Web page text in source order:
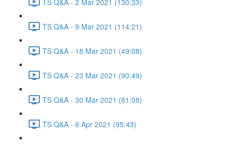
TS Q&A - 9 Mar 2021 (114:21)
TS Q&A - 18 Mar 2021 (49:08)
TS Q&A - 23 Mar 2021 (90:49)
TS Q&A - 30 Mar 2021 (81:08)
TS Q&A - 6 Apr 2021 (95:43)